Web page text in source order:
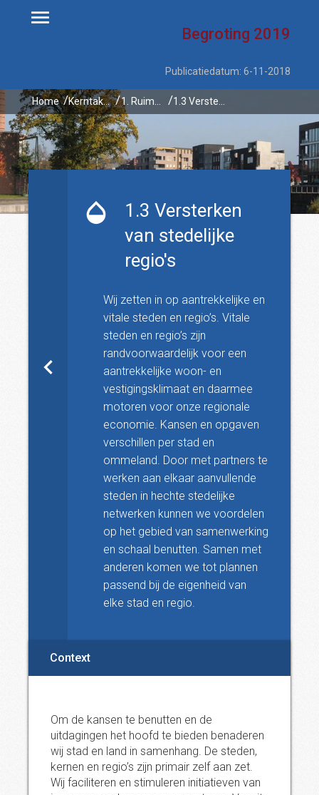
Begroting 2019
Publicatiedatum: 6-11-2018
Home Kerntaken
1.3 Versterken
van stedelijke
regio's
Wij zetten in op aantrekkelijke en
vitale steden en regio’s. Vitale
steden en regio’s zijn
randvoorwaardelijk voor een
aantrekkelijke woon- en
vestigingsklimaat en daarmee
motoren voor onze regionale
economie. Kansen en opgaven
verschillen per stad en
ommeland. Door met partners te
werken aan elkaar aanvullende
steden in hechte stedelijke
netwerken kunnen we voordelen
op het gebied van samenwerking
en schaal benutten. Samen met
anderen komen we tot plannen
passend bij de eigenheid van
elke stad en regio.
Context
Om de kansen te benutten en de
uitdagingen het hoofd te bieden benaderen
wij stad en land in samenhang. De steden,
kernen en regio’s zijn primair zelf aan zet.
Wij faciliteren en stimuleren initiatieven van